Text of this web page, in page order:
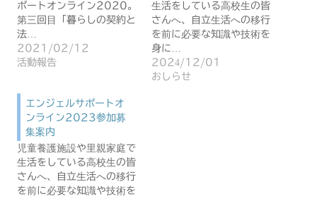
ポートオンライン2020。
第三回目「暮らしの契約と
法…
2021/02/12
活動報告
生活をしている高校生の皆
さんへ、自立生活への移行
を前に必要な知識や技術を
身に…
2024/12/01
おしらせ
エンジェルサポートオ
ンライン2023参加募
集案内
児童養護施設や里親家庭で
生活をしている高校生の皆
さんへ、自立生活への移行
を前に必要な知識や技術を